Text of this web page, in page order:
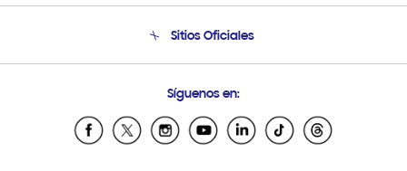
Soporte vía eMail
Sitios Oficiales
Samsung Ecuador
Samsung El Salvador
Síguenos en: